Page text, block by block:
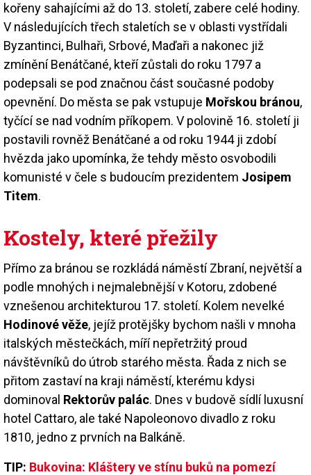
kořeny sahajícími až do 13. století, zabere celé hodiny.
V následujících třech staletích se v oblasti vystřídali
Byzantinci, Bulhaři, Srbové, Maďaři a nakonec již
zmínění Benátčané, kteří zůstali do roku 1797 a
podepsali se pod značnou část současné podoby
opevnění. Do města se pak vstupuje Mořskou bránou,
tyčící se nad vodním příkopem. V polovině 16. století ji
postavili rovněž Benátčané a od roku 1944 ji zdobí
hvězda jako upomínka, že tehdy město osvobodili
komunisté v čele s budoucím prezidentem Josipem
Titem.
Kostely, které přežily
Přímo za bránou se rozkládá náměstí Zbraní, největší a
podle mnohých i nejmalebnější v Kotoru, zdobené
vznešenou architekturou 17. století. Kolem nevelké
Hodinové věže, jejíž protějšky bychom našli v mnoha
italských městečkách, míří nepřetržitý proud
návštěvníků do útrob starého města. Řada z nich se
přitom zastaví na kraji náměstí, kterému kdysi
dominoval Rektorův palác. Dnes v budově sídlí luxusní
hotel Cattaro, ale také Napoleonovo divadlo z roku
1810, jedno z prvních na Balkáně.
TIP: Bukovina: Kláštery ve stínu buků na pomezí